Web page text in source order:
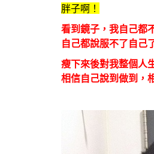
胖子啊！
看到鏡子，我自己都
自己都說服不了自己
瘦下來後對我整個人
相信自己說到做到，